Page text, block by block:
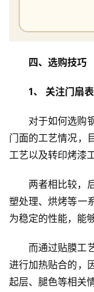
讯
我
们
四、选购技巧
1、 关注门扇
对于如何选购
门面的工艺情况，
工艺以及转印烤漆
两者相比较，
塑处理、烘烤等一
为稳定的性能，能
而通过贴膜工
进行加热贴合的，
起层、腿色等相关